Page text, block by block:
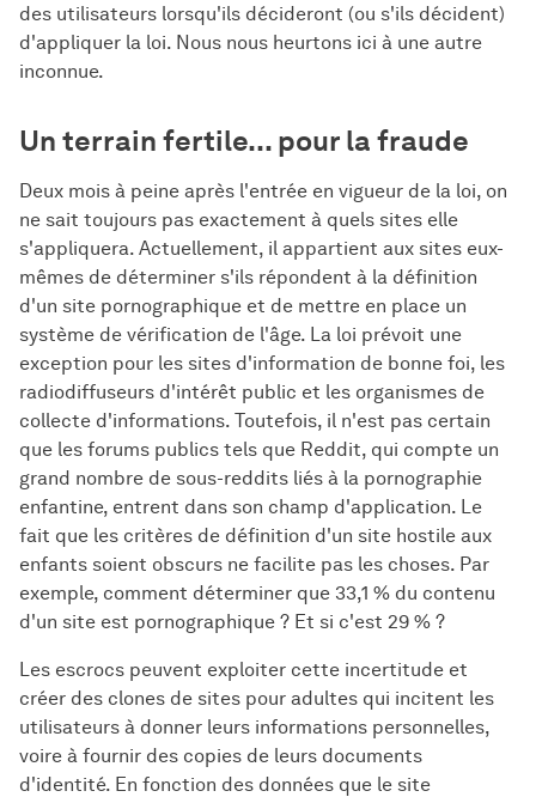
des utilisateurs lorsqu'ils décideront (ou s'ils décident)
d'appliquer la loi. Nous nous heurtons ici à une autre
inconnue.
Un terrain fertile... pour la fraude
Deux mois à peine après l'entrée en vigueur de la loi, on
ne sait toujours pas exactement à quels sites elle
s'appliquera. Actuellement, il appartient aux sites eux-
mêmes de déterminer s'ils répondent à la définition
d'un site pornographique et de mettre en place un
système de vérification de l'âge. La loi prévoit une
exception pour les sites d'information de bonne foi, les
radiodiffuseurs d'intérêt public et les organismes de
collecte d'informations. Toutefois, il n'est pas certain
que les forums publics tels que Reddit, qui compte un
grand nombre de sous-reddits liés à la pornographie
enfantine, entrent dans son champ d'application. Le
fait que les critères de définition d'un site hostile aux
enfants soient obscurs ne facilite pas les choses. Par
exemple, comment déterminer que 33,1 % du contenu
d'un site est pornographique ? Et si c'est 29 % ?
Les escrocs peuvent exploiter cette incertitude et
créer des clones de sites pour adultes qui incitent les
utilisateurs à donner leurs informations personnelles,
voire à fournir des copies de leurs documents
d'identité. En fonction des données que le site